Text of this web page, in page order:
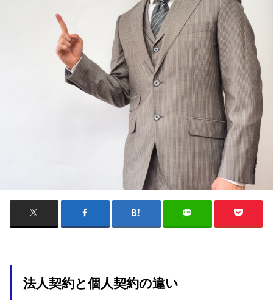
法人契約と個人契約の違い